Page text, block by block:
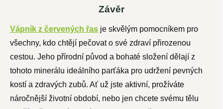
Závěr
Vápník z červených řas je skvělým pomocníkem pro
všechny, kdo chtějí pečovat o své zdraví přirozenou
cestou. Jeho přírodní původ a bohaté složení dělají z
tohoto minerálu ideálního parťáka pro udržení pevných
kostí a zdravých zubů. Ať už jste aktivní, prožíváte
náročnější životní období, nebo jen chcete svému tělu